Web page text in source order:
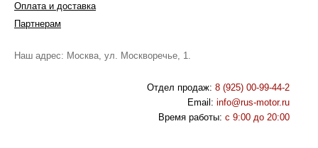
Оплата и доставка
Партнерам
Наш адрес: Москва, ул. Москворечье, 1.
Отдел продаж: 8 (925) 00-99-44-2
Email: info@rus-motor.ru
Время работы: с 9:00 до 20:00